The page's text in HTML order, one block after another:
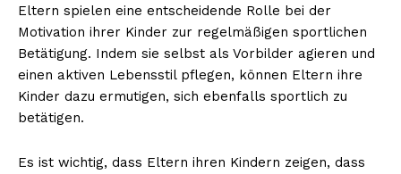
Eltern spielen eine entscheidende Rolle bei der
Motivation ihrer Kinder zur regelmäßigen sportlichen
Betätigung. Indem sie selbst als Vorbilder agieren und
einen aktiven Lebensstil pflegen, können Eltern ihre
Kinder dazu ermutigen, sich ebenfalls sportlich zu
betätigen.
Es ist wichtig, dass Eltern ihren Kindern zeigen, dass